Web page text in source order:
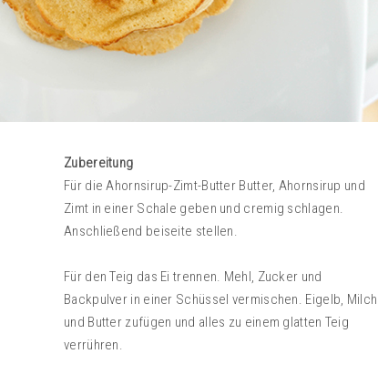
Zubereitung
Für die Ahornsirup-Zimt-Butter Butter, Ahornsirup und
Zimt in einer Schale geben und cremig schlagen.
Anschließend beiseite stellen.
Für den Teig das Ei trennen. Mehl, Zucker und
Backpulver in einer Schüssel vermischen. Eigelb, Milch
und Butter zufügen und alles zu einem glatten Teig
verrühren.